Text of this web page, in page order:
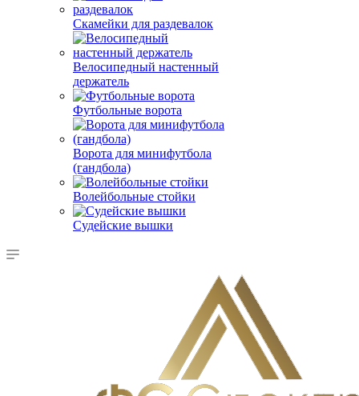
Скамейки для раздевалок
Велосипедный настенный
держатель
Футбольные ворота
Ворота для минифутбола
(гандбола)
Волейбольные стойки
Судейские вышки